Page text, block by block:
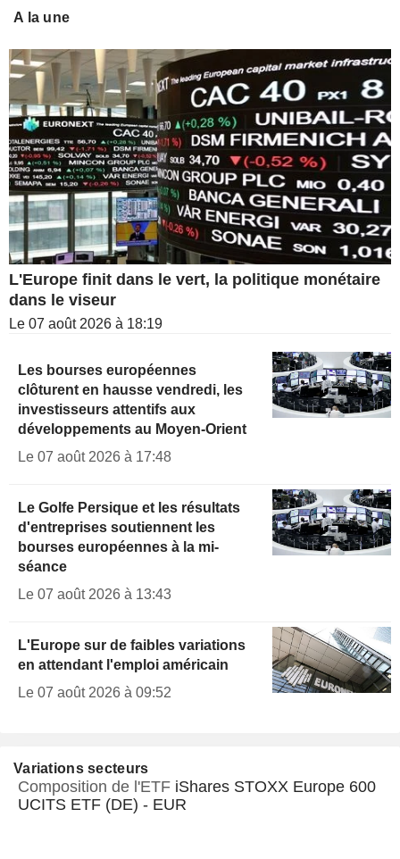
A la une
L'Europe finit dans le vert, la politique monétaire
dans le viseur
Le 07 août 2026 à 18:19
Les bourses européennes
clôturent en hausse vendredi, les
investisseurs attentifs aux
développements au Moyen-Orient
Le 07 août 2026 à 17:48
Le Golfe Persique et les résultats
d'entreprises soutiennent les
bourses européennes à la mi-
séance
Le 07 août 2026 à 13:43
L'Europe sur de faibles variations
en attendant l'emploi américain
Le 07 août 2026 à 09:52
Variations secteurs
Composition de l'ETF iShares STOXX Europe 600
UCITS ETF (DE) - EUR